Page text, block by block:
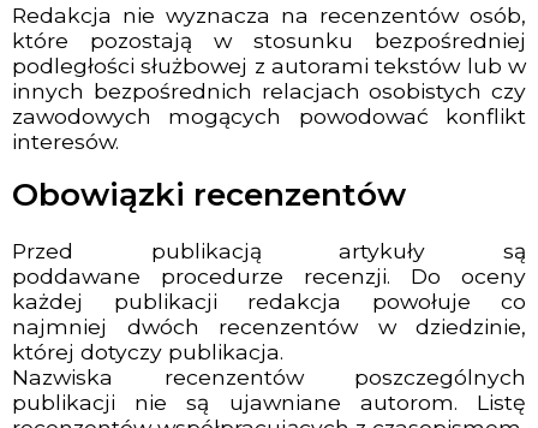
Redakcja nie wyznacza na recenzentów osób,
które pozostają w stosunku bezpośredniej
podległości służbowej z autorami tekstów lub w
innych bezpośrednich relacjach osobistych czy
zawodowych mogących powodować konflikt
interesów.
Obowiązki recenzentów
Przed publikacją artykuły są
poddawane procedurze recenzji. Do oceny
każdej publikacji redakcja powołuje co
najmniej dwóch recenzentów w dziedzinie,
której dotyczy publikacja.
Nazwiska recenzentów poszczególnych
publikacji nie są ujawniane autorom. Listę